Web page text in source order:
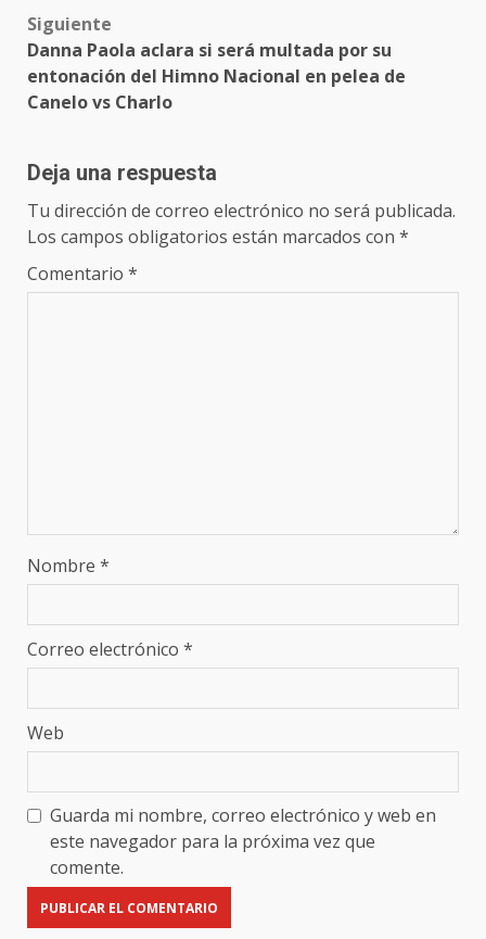
Siguiente
Danna Paola aclara si será multada por su
entonación del Himno Nacional en pelea de
Canelo vs Charlo
Deja una respuesta
Tu dirección de correo electrónico no será publicada.
Los campos obligatorios están marcados con *
Comentario *
Nombre *
Correo electrónico *
Web
Guarda mi nombre, correo electrónico y web en
este navegador para la próxima vez que
comente.